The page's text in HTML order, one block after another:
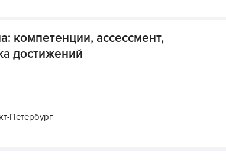
компетенции, ассессмент,
достижений
Петербург